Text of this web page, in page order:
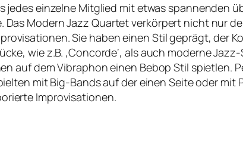
jedes einzelne Mitglied mit etwas spannenden
Modern Jazz Quartet verkörpert nicht nur
Sie haben einen Stil geprägt, der
wie z.B. ‚Concorde‘, als auch moderne
auf dem Vibraphon einen Bebop Stil spietlen.
mit Big-Bands auf der einen Seite oder
Improvisationen.